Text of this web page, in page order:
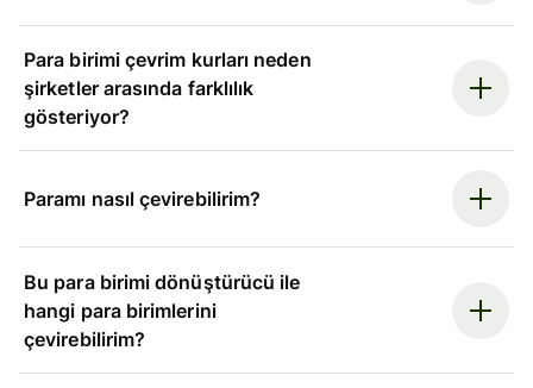
Para birimi çevrim kurları neden
şirketler arasında farklılık
gösteriyor?
Paramı nasıl çevirebilirim?
Bu para birimi dönüştürücü ile
hangi para birimlerini
çevirebilirim?